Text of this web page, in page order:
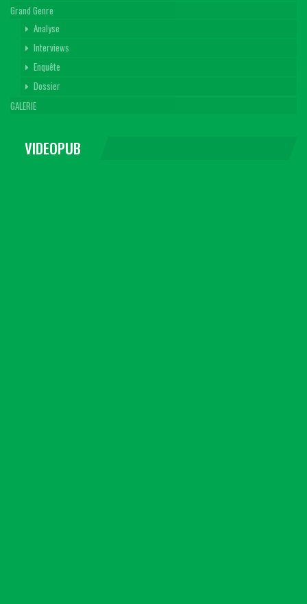
Grand Genre
Analyse
Interviews
Enquête
Dossier
GALERIE
VIDEOPUB